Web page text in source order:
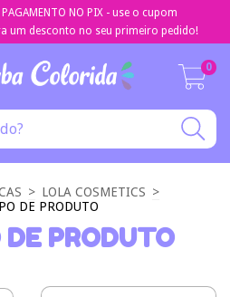
PAGAMENTO NO PIX - use o cupom
um desconto no seu primeiro pedido!
0
> LOLA COSMETICS >
DE PRODUTO
PRODUTO